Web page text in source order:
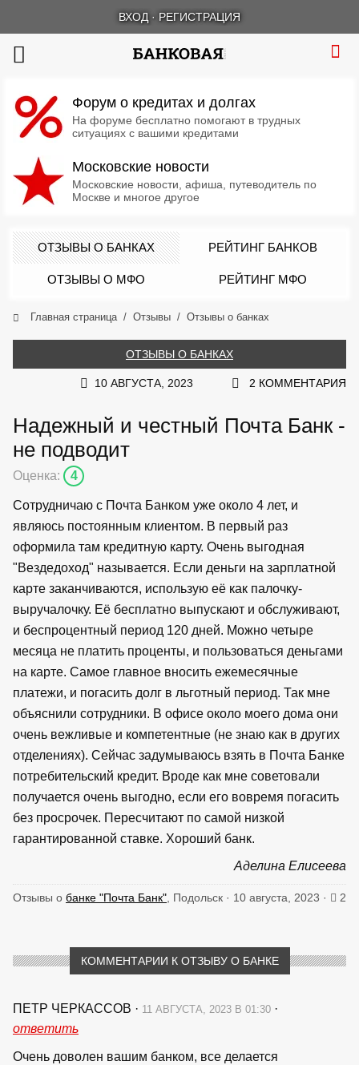
ВХОД · РЕГИСТРАЦИЯ
Форум о кредитах и долгах
На форуме бесплатно помогают в трудных
ситуациях с вашими кредитами
Московские новости
Московские новости, афиша, путеводитель по
Москве и многое другое
ОТЗЫВЫ О БАНКАХ РЕЙТИНГ БАНКОВ
ОТЗЫВЫ О МФО РЕЙТИНГ МФО
Главная страница Отзывы Отзывы о банках
ОТЗЫВЫ О БАНКАХ
10 АВГУСТА, 2023 2 КОММЕНТАРИЯ
Надежный и честный Почта Банк -
не подводит
Оценка: 4
Сотрудничаю с Почта Банком уже около 4 лет, и
являюсь постоянным клиентом. В первый раз
оформила там кредитную карту. Очень выгодная
"Вездедоход" называется. Если деньги на зарплатной
карте заканчиваются, использую её как палочку-
выручалочку. Её бесплатно выпускают и обслуживают,
и беспроцентный период 120 дней. Можно четыре
месяца не платить проценты, и пользоваться деньгами
на карте. Самое главное вносить ежемесячные
платежи, и погасить долг в льготный период. Так мне
объяснили сотрудники. В офисе около моего дома они
очень вежливые и компетентные (не знаю как в других
отделениях). Сейчас задумываюсь взять в Почта Банке
потребительский кредит. Вроде как мне советовали
получается очень выгодно, если его вовремя погасить
без просрочек. Пересчитают по самой низкой
гарантированной ставке. Хороший банк.
Аделина Елисеева
Отзывы о банке "Почта Банк" , Подольск · 10 августа, 2023 · 2
КОММЕНТАРИИ К ОТЗЫВУ О БАНКЕ
ПЕТР ЧЕРКАССОВ · 11 АВГУСТА, 2023 В 01:30 ·
ответить
Очень доволен вашим банком, все делается